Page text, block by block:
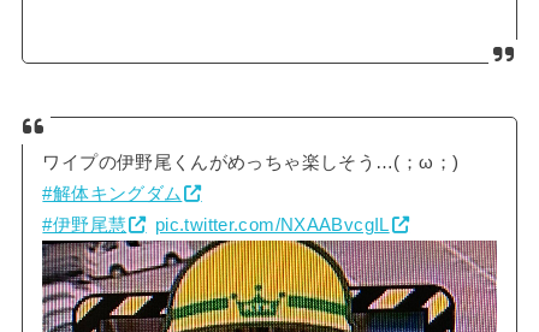
ワイプの伊野尾くんがめっちゃ楽しそう…(；ω；)
#解体キングダム
#伊野尾慧
pic.twitter.com/NXAABvcgIL